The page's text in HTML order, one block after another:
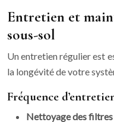
Entretien et
sous-sol
Un entretien régulier est
la longévité de votre
Fréquence
Nettoyage des filtres